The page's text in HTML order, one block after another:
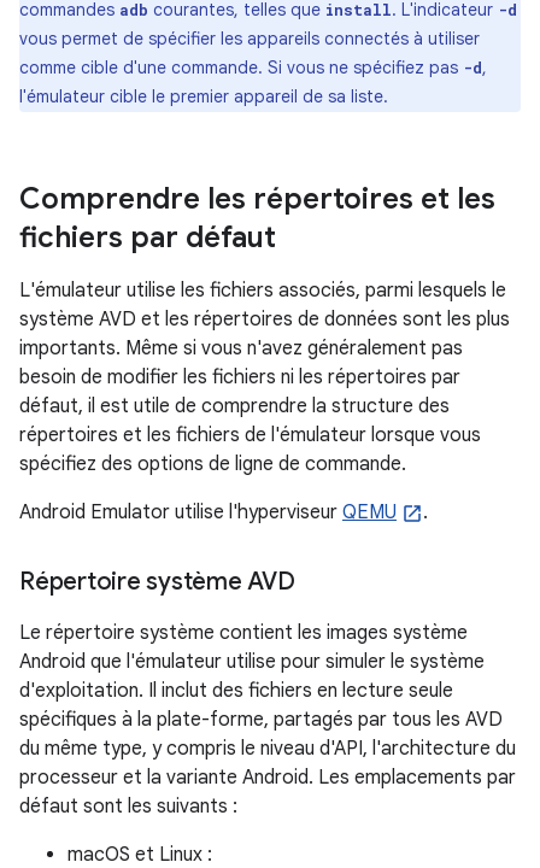
commandes adb courantes, telles que install. L'indicateur -d
vous permet de spécifier les appareils connectés à utiliser
comme cible d'une commande. Si vous ne spécifiez pas -d,
l'émulateur cible le premier appareil de sa liste.
Comprendre les répertoires et les
fichiers par défaut
L'émulateur utilise les fichiers associés, parmi lesquels le
système AVD et les répertoires de données sont les plus
importants. Même si vous n'avez généralement pas
besoin de modifier les fichiers ni les répertoires par
défaut, il est utile de comprendre la structure des
répertoires et les fichiers de l'émulateur lorsque vous
spécifiez des options de ligne de commande.
Android Emulator utilise l'hyperviseur QEMU .
Répertoire système AVD
Le répertoire système contient les images système
Android que l'émulateur utilise pour simuler le système
d'exploitation. Il inclut des fichiers en lecture seule
spécifiques à la plate-forme, partagés par tous les AVD
du même type, y compris le niveau d'API, l'architecture du
processeur et la variante Android. Les emplacements par
défaut sont les suivants :
macOS et Linux :